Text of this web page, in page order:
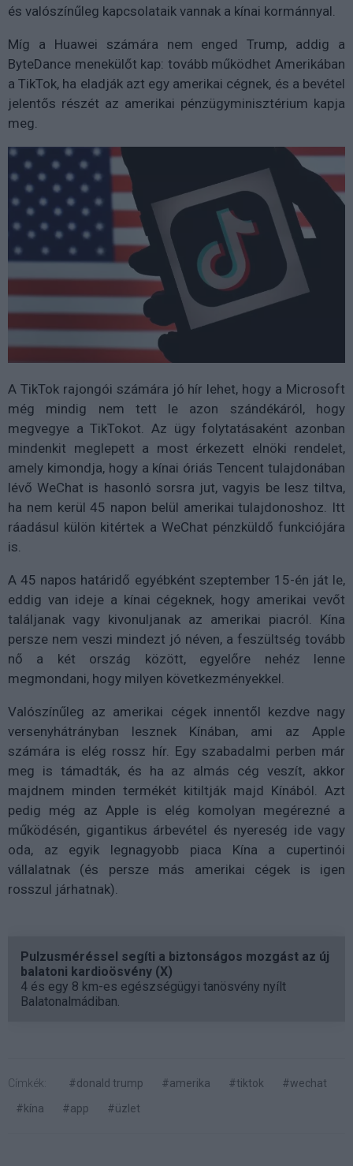
és valószínűleg kapcsolataik vannak a kínai kormánnyal.
Míg a Huawei számára nem enged Trump, addig a
ByteDance menekülőt kap: tovább működhet Amerikában
a TikTok, ha eladják azt egy amerikai cégnek, és a bevétel
jelentős részét az amerikai pénzügyminisztérium kapja
meg.
A TikTok rajongói számára jó hír lehet, hogy a Microsoft
még mindig nem tett le azon szándékáról, hogy
megvegye a TikTokot. Az ügy folytatásaként azonban
mindenkit meglepett a most érkezett elnöki rendelet,
amely kimondja, hogy a kínai óriás Tencent tulajdonában
lévő WeChat is hasonló sorsra jut, vagyis be lesz tiltva,
ha nem kerül 45 napon belül amerikai tulajdonoshoz. Itt
ráadásul külön kitértek a WeChat pénzküldő funkciójára
is.
A 45 napos határidő egyébként szeptember 15-én ját le,
eddig van ideje a kínai cégeknek, hogy amerikai vevőt
találjanak vagy kivonuljanak az amerikai piacról. Kína
persze nem veszi mindezt jó néven, a feszültség tovább
nő a két ország között, egyelőre nehéz lenne
megmondani, hogy milyen következményekkel.
Valószínűleg az amerikai cégek innentől kezdve nagy
versenyhátrányban lesznek Kínában, ami az Apple
számára is elég rossz hír. Egy szabadalmi perben már
meg is támadták, és ha az almás cég veszít, akkor
majdnem minden termékét kitiltják majd Kínából. Azt
pedig még az Apple is elég komolyan megérezné a
működésén, gigantikus árbevétel és nyereség ide vagy
oda, az egyik legnagyobb piaca Kína a cupertinói
vállalatnak (és persze más amerikai cégek is igen
rosszul járhatnak).
Pulzusméréssel segíti a biztonságos mozgást az új
balatoni kardioösvény (X)
4 és egy 8 km-es egészségügyi tanösvény nyílt
Balatonalmádiban.
Címkék: #donald trump #amerika #tiktok
#wechat
#kína
#app #üzlet